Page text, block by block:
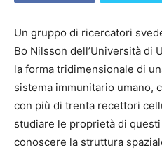
Un gruppo di ricercatori
Bo Nilsson dell’Università di
la forma tridimensionale di
sistema immunitario umano,
con più di trenta recettori
studiare le proprietà di
conoscere la struttura